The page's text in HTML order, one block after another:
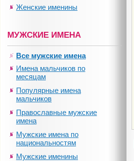
Женские именины
МУЖСКИЕ ИМЕНА
Все мужские имена
Имена мальчиков по
месяцам
Популярные имена
мальчиков
Православные мужские
имена
Мужские имена по
национальностям
Мужские именины